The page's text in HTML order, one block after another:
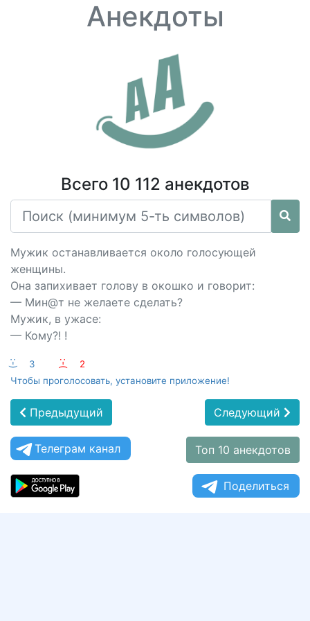
Анекдоты
Всего 10 112 анекдотов
Мужик останавливается около голосующей
женщины.
Она запихивает голову в окошко и говорит:
— Мин@т не желаете сделать?
Мужик, в ужасе:
— Кому?! !
:-) 3 :-(
2
Чтобы проголосовать, установите приложение!
Предыдущий Следующий
Телеграм канал Топ 10 анекдотов
Поделиться